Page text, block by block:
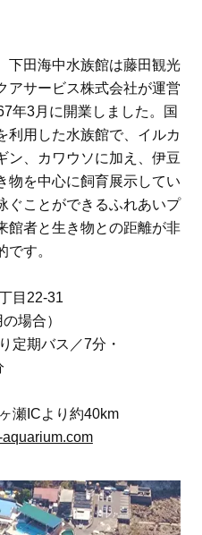
田海中水族館は藤田観光
アサービス株式会社が運営
年3月に開業しました。国
利用した水族館で、イルカ
ン、カワウソに加え、伊豆
物を中心に飼育展示してい
ぐことができるふれあいプ
館者と生き物との距離が非
す。
22-31
場合）
定期バス／7分・
瀬ICより約40km